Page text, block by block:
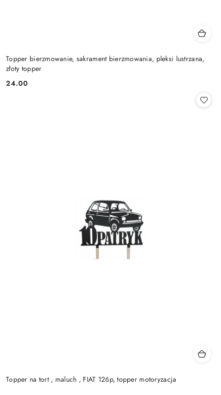
Topper bierzmowanie, sakrament bierzmowania, pleksi lustrzana,
złoty topper
Cena:
24.00
Topper na tort , maluch , FIAT 126p, topper motoryzacja